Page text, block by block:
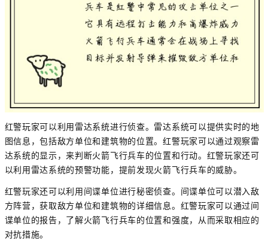
红警玩家可以利用雷达系统进行侦查。雷达系统可以提供实时的地
图信息，包括敌方单位和建筑物的位置。红警玩家可以通过观察雷
达系统的显示，来判断火箭飞行兵车的位置和行动。红警玩家还可
以利用雷达系统的预警功能，提前发现火箭飞行兵车的威胁。
红警玩家还可以利用间谍单位进行秘密侦查。间谍单位可以潜入敌
方阵营，获取敌方单位和建筑物的详细信息。红警玩家可以通过间
谍单位的报告，了解火箭飞行兵车的位置和强度，从而采取相应的
对抗措施。